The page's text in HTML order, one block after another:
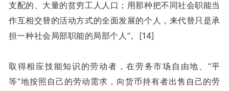
支配的、大量的贫穷工人人口；用那种把不同社会职能当
作互相交替的活动方式的全面发展的个人，来代替只是承
担一种社会局部职能的局部个人”。[14]
取得相应技能知识的劳动者，在劳务市场自由地、“平
等”地按照自己的劳动需求，向货币持有者出售自己的劳